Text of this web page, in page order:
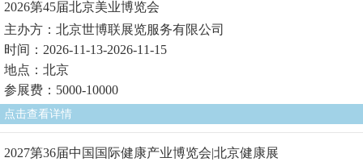
2026第45届北京美业博览会
主办方：北京世博联展览服务有限公司
时间：2026-11-13-2026-11-15
地点：北京
参展费：5000-10000
点击查看详情
2027第36届中国国际健康产业博览会|北京健康展